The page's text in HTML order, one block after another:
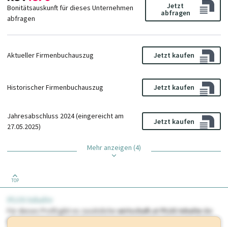
Bonitätsauskunft für dieses Unternehmen
abfragen
Jetzt
abfragen
Aktueller Firmenbuchauszug Jetzt kaufen
Historischer Firmenbuchauszug Jetzt kaufen
Jahresabschluss 2024 (eingereicht am
27.05.2025)
Jetzt kaufen
Mehr anzeigen (4)
TOP
Für dieses Profil gibt es zusätzlichewirtschaft.at PLUS Inhaltedie
Sie momentan nicht einsehen können. Schalten Sie dieses Profil frei